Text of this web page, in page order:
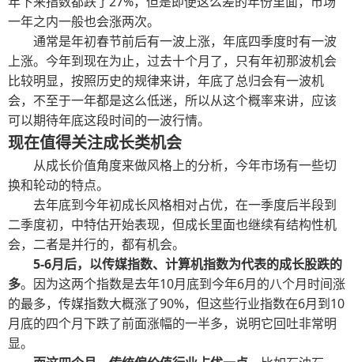
一年之内一般也会涨两次。
通常是年初春节前后有一波上涨，年底四季度时有一波
上涨。今年到现在为止，过去十个月了，只有年初那波机会
比较明显，按照历史的规律来讲，年底了总归会有一波机
会，不至于一年都是这么低迷，所以从这个概率来讲，应该
可以期待年底这段时间的一波行情。
现在值得关注成长类机会
从成长价值角度来做风格上的分析，今年市场有一些切
换和轮动的特点。
去年底到今年初成长风格相对占优，在一季度后半段到
二季度初，中特估开始表现，但成长里面也继续有结构性机
会，二者是并行的，都有机会。
5-6月后，以传媒指数、计算机指数为代表的成长股跌的
多。因为这两个指数是去年10月底到今年6月的八个月时间涨
的最多，传媒指数大概涨了90%，但这些行业指数在6月到10
月底的四个月下跌了前面涨幅的一半多，说明它回吐非常明
显。